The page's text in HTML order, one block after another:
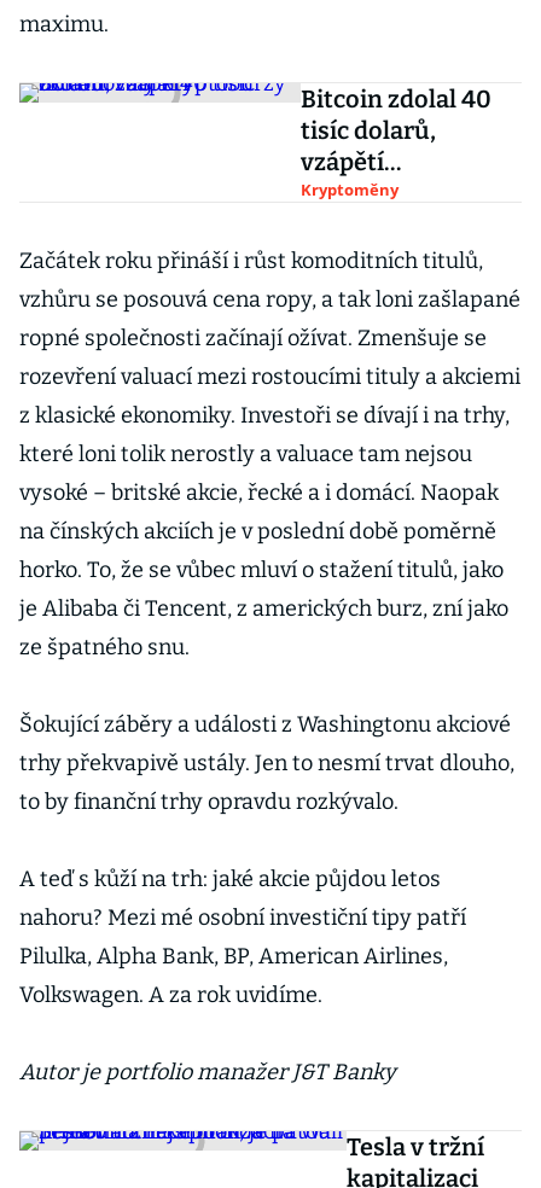
maximu.
Bitcoin zdolal 40
tisíc dolarů,
vzápětí
zkolabovaly
Kryptoměny
Začátek roku přináší i růst komoditních titulů,
vzhůru se posouvá cena ropy, a tak loni zašlapané
ropné společnosti začínají ožívat. Zmenšuje se
rozevření valuací mezi rostoucími tituly a akciemi
z klasické ekonomiky. Investoři se dívají i na trhy,
které loni tolik nerostly a valuace tam nejsou
vysoké – britské akcie, řecké a i domácí. Naopak
na čínských akciích je v poslední době poměrně
horko. To, že se vůbec mluví o stažení titulů, jako
je Alibaba či Tencent, z amerických burz, zní jako
ze špatného snu.
Šokující záběry a události z Washingtonu akciové
trhy překvapivě ustály. Jen to nesmí trvat dlouho,
to by finanční trhy opravdu rozkývalo.
A teď s kůží na trh: jaké akcie půjdou letos
nahoru? Mezi mé osobní investiční tipy patří
Pilulka, Alpha Bank, BP, American Airlines,
Volkswagen. A za rok uvidíme.
Autor je portfolio manažer J&T Banky
Tesla v tržní
kapitalizaci